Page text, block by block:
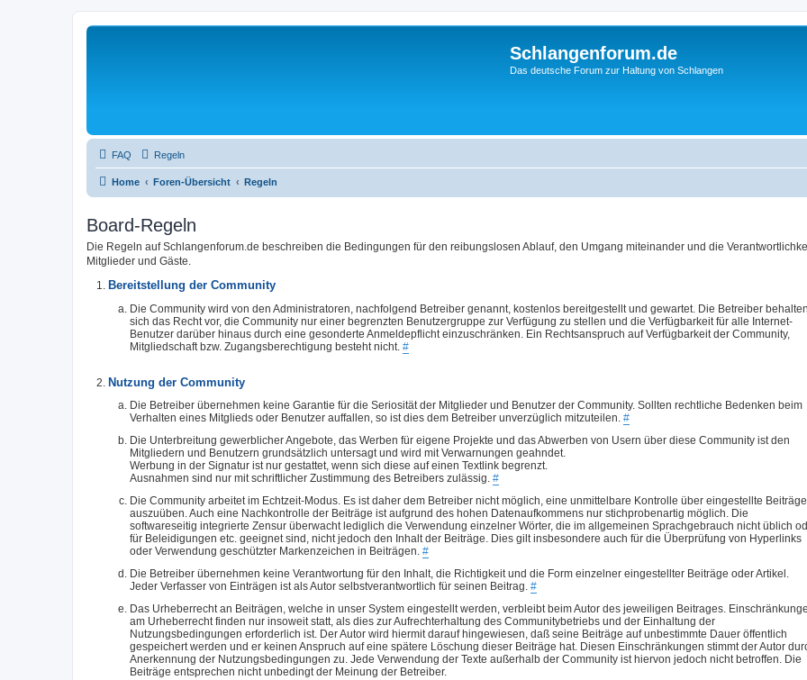
Schlangenforum.de
Das deutsche Forum zur Haltung von Schlangen
FAQ Regeln
Home Foren-Übersicht Regeln
Board-Regeln
Die Regeln auf Schlangenforum.de beschreiben die Bedingungen für den reibungslosen Ablauf, den Umgang miteinander und die
Mitglieder und Gäste.
Bereitstellung der Community
Die Community wird von den Administratoren, nachfolgend Betreiber genannt, kostenlos bereitgestellt und gewartet. Die Betreiber behalten
sich das Recht vor, die Community nur einer begrenzten Benutzergruppe zur Verfügung zu stellen und die Verfügbarkeit für alle Internet-
Benutzer darüber hinaus durch eine gesonderte Anmeldepflicht einzuschränken. Ein Rechtsanspruch auf Verfügbarkeit der Community,
Mitgliedschaft bzw. Zugangsberechtigung besteht nicht. #
Nutzung der Community
Die Betreiber übernehmen keine Garantie für die Seriosität der Mitglieder und Benutzer der Community. Sollten rechtliche Bedenken beim
Verhalten eines Mitglieds oder Benutzer auffallen, so ist dies dem Betreiber unverzüglich mitzuteilen. #
Die Unterbreitung gewerblicher Angebote, das Werben für eigene Projekte und das Abwerben von Usern über diese Community ist den
Mitgliedern und Benutzern grundsätzlich untersagt und wird mit Verwarnungen geahndet.
Werbung in der Signatur ist nur gestattet, wenn sich diese auf einen Textlink begrenzt.
Ausnahmen sind nur mit schriftlicher Zustimmung des Betreibers zulässig. #
Die Community arbeitet im Echtzeit-Modus. Es ist daher dem Betreiber nicht möglich, eine unmittelbare Kontrolle über eingestellte Beiträge
auszuüben. Auch eine Nachkontrolle der Beiträge ist aufgrund des hohen Datenaufkommens nur stichprobenartig möglich. Die
softwareseitig integrierte Zensur überwacht lediglich die Verwendung einzelner Wörter, die im allgemeinen Sprachgebrauch nicht üblich
für Beleidigungen etc. geeignet sind, nicht jedoch den Inhalt der Beiträge. Dies gilt insbesondere auch für die Überprüfung von Hyperlinks
oder Verwendung geschützter Markenzeichen in Beiträgen. #
Die Betreiber übernehmen keine Verantwortung für den Inhalt, die Richtigkeit und die Form einzelner eingestellter Beiträge oder Artikel.
Jeder Verfasser von Einträgen ist als Autor selbstverantwortlich für seinen Beitrag. #
Das Urheberrecht an Beiträgen, welche in unser System eingestellt werden, verbleibt beim Autor des jeweiligen Beitrages.
am Urheberrecht finden nur insoweit statt, als dies zur Aufrechterhaltung des Communitybetriebs und der Einhaltung der
Nutzungsbedingungen erforderlich ist. Der Autor wird hiermit darauf hingewiesen, daß seine Beiträge auf unbestimmte Dauer öffentlich
gespeichert werden und er keinen Anspruch auf eine spätere Löschung dieser Beiträge hat. Diesen Einschränkungen stimmt der Autor
Anerkennung der Nutzungsbedingungen zu. Jede Verwendung der Texte außerhalb der Community ist hiervon jedoch nicht betroffen. Die
Beiträge entsprechen nicht unbedingt der Meinung der Betreiber.